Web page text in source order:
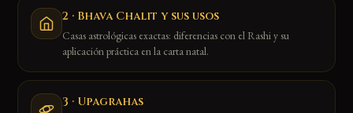
2 · Bhava Chalit y sus usos
Casas astrológicas exactas: diferencias con el Rashi y su
aplicación práctica en la carta natal.
3 · Upagrahas